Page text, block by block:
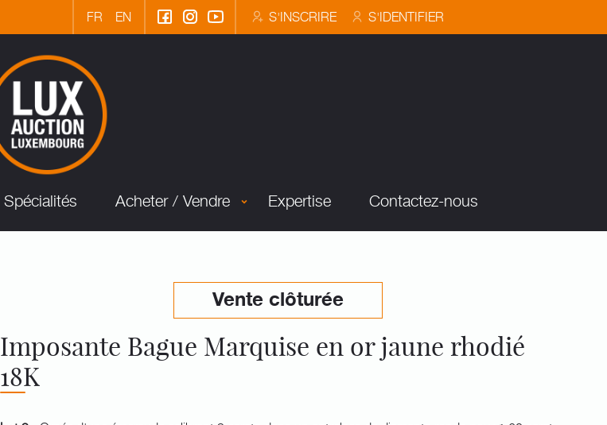
FR EN S'INSCRIRE S'IDENTIFIER
Spécialités Acheter / Vendre Expertise Contactez-nous
Vente clôturée
Imposante Bague Marquise en or jaune rhodié
18K